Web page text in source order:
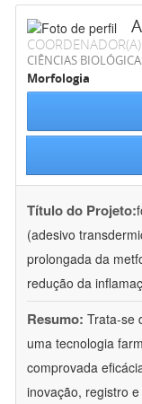
COORDENADOR(A)
CIÊNCIAS
Morfologia
Título do Projeto:
(adesivo
prolongada da
redução da
Resumo: Trata-se
uma tecnologia
comprovada
inovação, registro